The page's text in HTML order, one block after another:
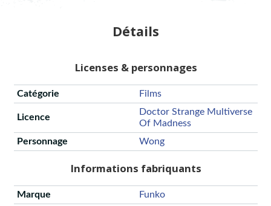
Détails
Licenses & personnages
Catégorie Films
Licence
Doctor Strange Multiverse
Of Madness
Personnage
Wong
Informations fabriquants
Marque Funko